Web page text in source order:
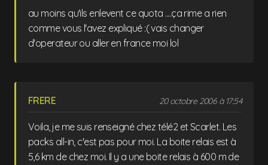
au moins qu'ils enlevent ce quota ....ça rime a rien
comme vous l'avez expliqué :( vais changer
d'operateur ou aller en france moi lol
FRERE 20 octobre 2006 à 17:54
Voila, je me suis renseigné chez télé2 et Scarlet. Les
packs all-in, c'est pas pour moi. La boite relais est à
5,6 km de chez moi. Il y a une boite relais à 600 m de